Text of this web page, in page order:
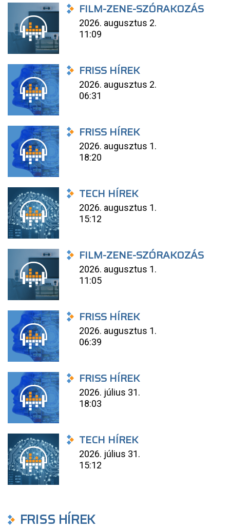
FILM-ZENE-SZÓRAKOZÁS
2026. augusztus 2.
11:09
FRISS HÍREK
2026. augusztus 2.
06:31
FRISS HÍREK
2026. augusztus 1.
18:20
TECH HÍREK
2026. augusztus 1.
15:12
FILM-ZENE-SZÓRAKOZÁS
2026. augusztus 1.
11:05
FRISS HÍREK
2026. augusztus 1.
06:39
FRISS HÍREK
2026. július 31.
18:03
TECH HÍREK
2026. július 31.
15:12
FRISS HÍREK